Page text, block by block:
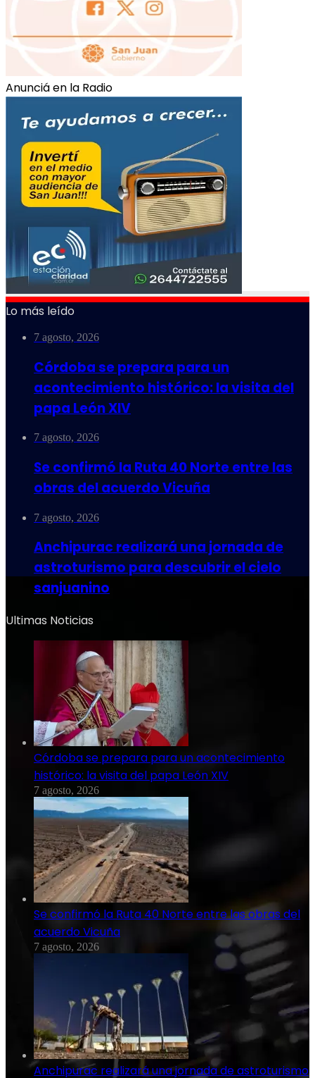
Anunciá en la Radio
Lo más leído
7 agosto, 2026
Córdoba se prepara para un
acontecimiento histórico: la visita del
papa León XIV
7 agosto, 2026
Se confirmó la Ruta 40 Norte entre las
obras del acuerdo Vicuña
7 agosto, 2026
Anchipurac realizará una jornada de
astroturismo para descubrir el cielo
sanjuanino
Ultimas Noticias
Córdoba se prepara para un acontecimiento
histórico: la visita del papa León XIV
7 agosto, 2026
Se confirmó la Ruta 40 Norte entre las obras del
acuerdo Vicuña
7 agosto, 2026
Anchipurac realizará una jornada de astroturismo